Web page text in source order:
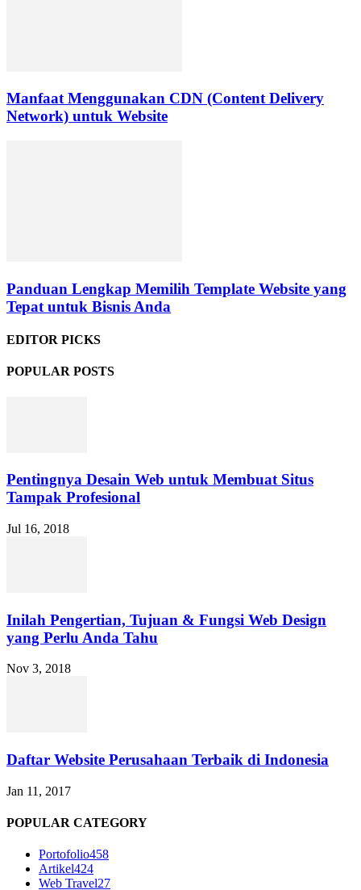
Manfaat Menggunakan CDN (Content Delivery
Network) untuk Website
Panduan Lengkap Memilih Template Website yang
Tepat untuk Bisnis Anda
EDITOR PICKS
POPULAR POSTS
Pentingnya Desain Web untuk Membuat Situs
Tampak Profesional
Jul 16, 2018
Inilah Pengertian, Tujuan & Fungsi Web Design
yang Perlu Anda Tahu
Nov 3, 2018
Daftar Website Perusahaan Terbaik di Indonesia
Jan 11, 2017
POPULAR CATEGORY
Portofolio458
Artikel424
Web Travel27